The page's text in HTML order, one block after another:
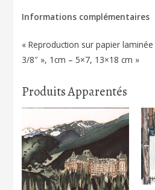
Informations complémentaires
« Reproduction sur papier
3/8″ », 1cm – 5×7, 13×18 cm »
Produits Apparentés